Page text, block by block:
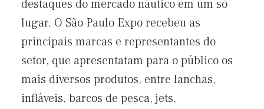
destaques do mercado náutico em um só
lugar. O São Paulo Expo recebeu as
principais marcas e representantes do
setor, que apresentatam para o público os
mais diversos produtos, entre lanchas,
infláveis, barcos de pesca, jets,